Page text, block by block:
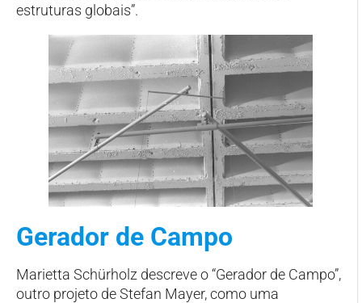
estruturas globais”.
Gerador de Campo
Marietta Schürholz descreve o “Gerador de Campo”,
outro projeto de Stefan Mayer, como uma